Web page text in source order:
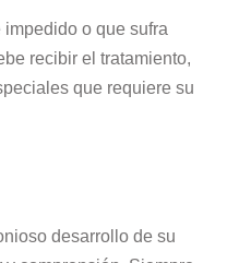
o que sufra
recibir el tratamiento,
que requiere su
desarrollo de su